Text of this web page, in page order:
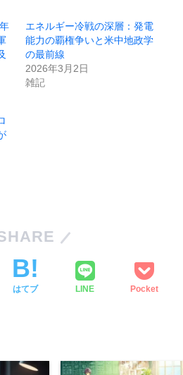
エネルギー冷戦の深層：発電
能力の覇権争いと米中地政学
の最前線
2026年3月2日
雑記
はてブ LINE Pocket